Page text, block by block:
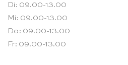
Di: 09.00-13.00
Mi: 09.00-13.00
Do: 09.00-13.00
Fr: 09.00-13.00